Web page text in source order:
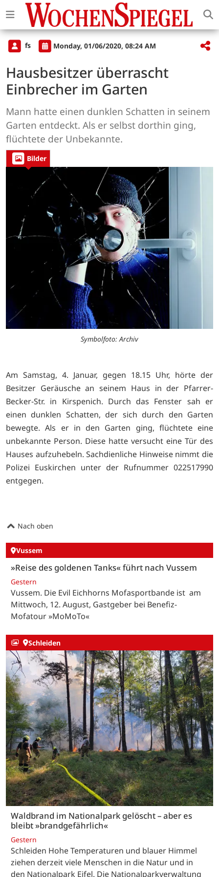
fs Monday, 01/06/2020, 08:24 AM
Hausbesitzer überrascht
Einbrecher im Garten
Mann hatte einen dunklen Schatten in seinem
Garten entdeckt. Als er selbst dorthin ging,
flüchtete der Unbekannte.
Bilder
Symbolfoto: Archiv
Am Samstag, 4. Januar, gegen 18.15 Uhr, hörte der
Besitzer Geräusche an seinem Haus in der Pfarrer-
Becker-Str. in Kirspenich. Durch das Fenster sah er
einen dunklen Schatten, der sich durch den Garten
bewegte. Als er in den Garten ging, flüchtete eine
unbekannte Person. Diese hatte versucht eine Tür des
Hauses aufzuhebeln. Sachdienliche Hinweise nimmt die
Polizei Euskirchen unter der Rufnummer 022517990
entgegen.
Nach oben
Vussem
»Reise des goldenen Tanks« führt nach Vussem
Gestern
Vussem. Die Evil Eichhorns Mofasportbande ist am
Mittwoch, 12. August, Gastgeber bei Benefiz-
Mofatour »MoMoTo«
Schleiden
Waldbrand im Nationalpark gelöscht – aber es
bleibt »brandgefährlich«
Gestern
Schleiden Hohe Temperaturen und blauer Himmel
ziehen derzeit viele Menschen in die Natur und in
den Nationalpark Eifel. Die Nationalparkverwaltung